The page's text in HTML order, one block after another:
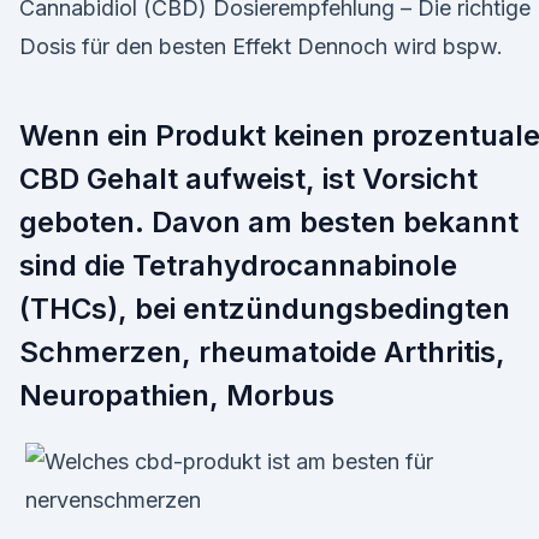
Cannabidiol (CBD) Dosierempfehlung – Die richtige
Dosis für den besten Effekt Dennoch wird bspw.
Wenn ein Produkt keinen
CBD Gehalt aufweist, ist Vorsicht
geboten. Davon am besten bekannt
sind die Tetrahydrocannabinole
(THCs), bei entzündungsbedingten
Schmerzen, rheumatoide Arthritis,
Neuropathien, Morbus